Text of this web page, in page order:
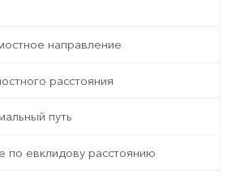
направление
расстояния
путь
по евклидову расстоянию